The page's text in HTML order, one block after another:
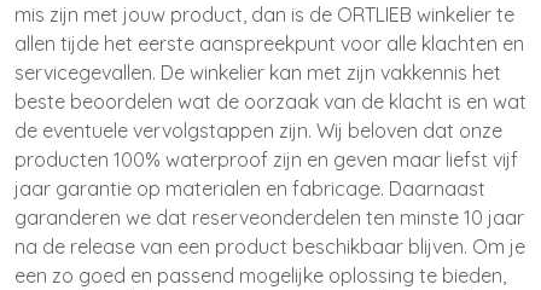
mis zijn met jouw product, dan is de ORTLIEB winkelier te
allen tijde het eerste aanspreekpunt voor alle klachten en
servicegevallen. De winkelier kan met zijn vakkennis het
beste beoordelen wat de oorzaak van de klacht is en wat
de eventuele vervolgstappen zijn. Wij beloven dat onze
producten 100% waterproof zijn en geven maar liefst vijf
jaar garantie op materialen en fabricage. Daarnaast
garanderen we dat reserveonderdelen ten minste 10 jaar
na de release van een product beschikbaar blijven. Om je
een zo goed en passend mogelijke oplossing te bieden,